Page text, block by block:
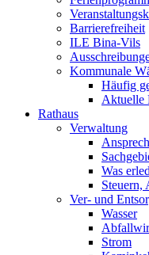
Barrierefreiheit
ILE Bina-Vils
Kommunale
Häufig
Aktuelle
Rathaus
Verwaltung
Was
Steuern,
Ver- und
Wasser
Strom